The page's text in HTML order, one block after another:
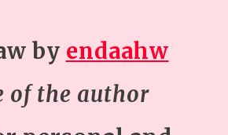
by endaahw
of the author